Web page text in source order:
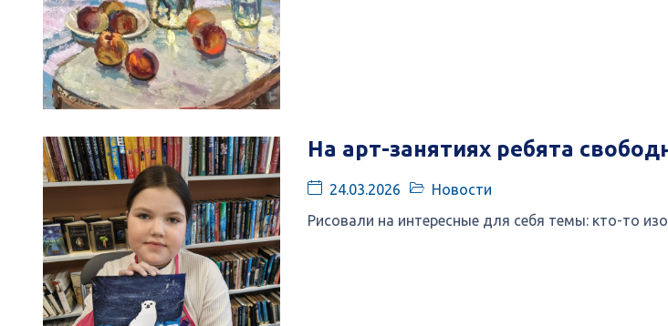
На арт-занятиях ребята
24.03.2026
Новости
Рисовали на интересные для себя темы: кто-то